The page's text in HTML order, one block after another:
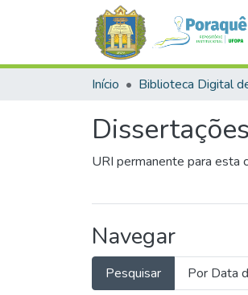
Início
URI permanente para esta
Navegar
Pesquisar Por Data